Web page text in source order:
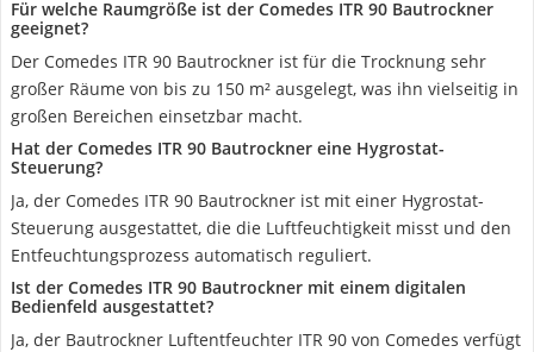
Für welche Raumgröße ist der Comedes ITR 90 Bautrockner
geeignet?
Der Comedes ITR 90 Bautrockner ist für die Trocknung sehr
großer Räume von bis zu 150 m² ausgelegt, was ihn vielseitig in
großen Bereichen einsetzbar macht.
Hat der Comedes ITR 90 Bautrockner eine Hygrostat-
Steuerung?
Ja, der Comedes ITR 90 Bautrockner ist mit einer Hygrostat-
Steuerung ausgestattet, die die Luftfeuchtigkeit misst und den
Entfeuchtungsprozess automatisch reguliert.
Ist der Comedes ITR 90 Bautrockner mit einem digitalen
Bedienfeld ausgestattet?
Ja, der Bautrockner Luftentfeuchter ITR 90 von Comedes verfügt